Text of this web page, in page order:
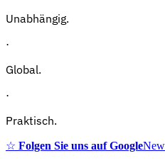
Unabhängig.
·
Global.
·
Praktisch.
☆ Folgen Sie uns auf Google